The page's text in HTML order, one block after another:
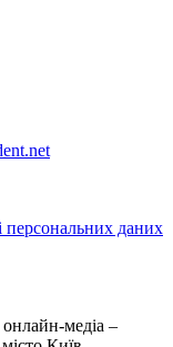
персональних даних
медіа –